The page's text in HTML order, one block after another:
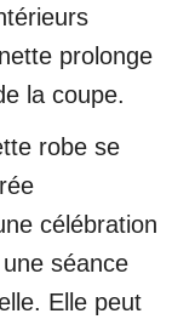
prolonge
la coupe.
robe se
célébration
séance
Elle peut